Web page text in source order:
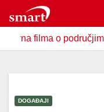
to
content
o područjima priride
DOGAĐAJI